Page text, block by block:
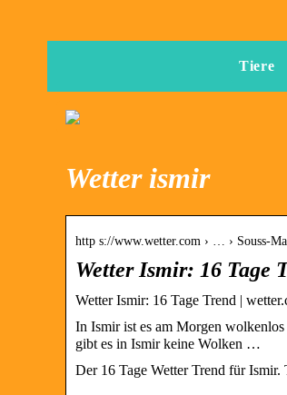
Tiere
Wetter ismir
http s://www.wetter.com › … › Souss-
Wetter Ismir: 16 Tage
Wetter Ismir: 16 Tage Trend |
In Ismir ist es am Morgen
gibt es in Ismir keine Wolken …
Der 16 Tage Wetter Trend für Ismir.